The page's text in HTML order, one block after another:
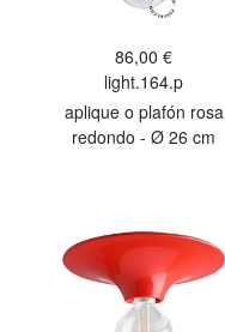
86,00 €
light.164.p
aplique o plafón rosa
redondo - Ø 26 cm